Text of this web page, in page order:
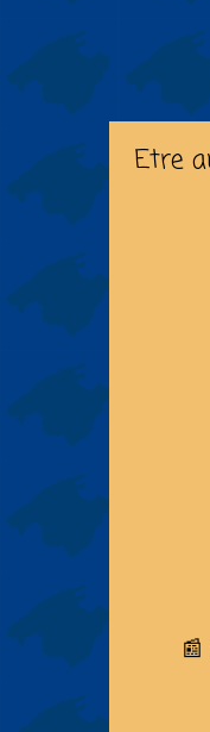
Etre
📰